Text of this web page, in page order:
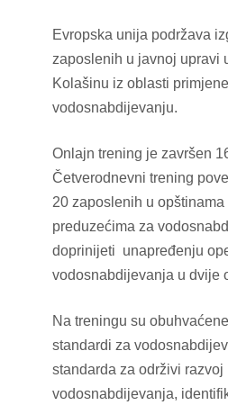
Evropska unija podržava
zaposlenih u javnoj upravi
Kolašinu iz oblasti
vodosnabdijevanju.
Onlajn trening je završen
Četverodnevni trening
20 zaposlenih u
preduzećima za
doprinijeti unapređenju
vodosnabdijevanja u dvije
Na treningu su
standardi za
standarda za održivi razvoj
vodosnabdijevanja,